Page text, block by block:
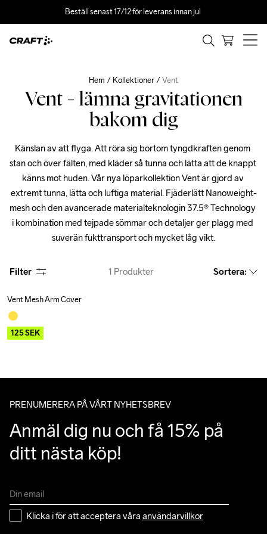
Beställ senast 17/12 för leverans innan jul
Hem Kollektioner Vent
Vent - lämna gravitationen
bakom dig
Känslan av att flyga. Att röra sig bortom tyngdkraften genom
stan och över fälten, med kläder så tunna och lätta att de knappt
känns mot huden. Vår nya löparkollektion Vent är gjord av
extremt tunna, lätta och luftiga material. Fjäderlätt Nanoweight-
mesh och den avancerade materialteknologin 37.5® Technology
i kombination med tejpade sömmar och detaljer ger plagg med
suverän fukttransport och mycket låg vikt.
Filter 1 Produkter Sortera:
Outlet
Vent Mesh Arm Cover
125SEK
PRENUMERERA PÅ VÅRT NYHETSBREV
Anmäl dig nu och få 15% på
ditt nästa köp!
Klicka i för att acceptera våra användarvillkor